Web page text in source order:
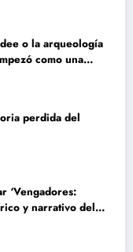
o la arqueología
como una
perdida del
‘Vengadores:
y narrativo del